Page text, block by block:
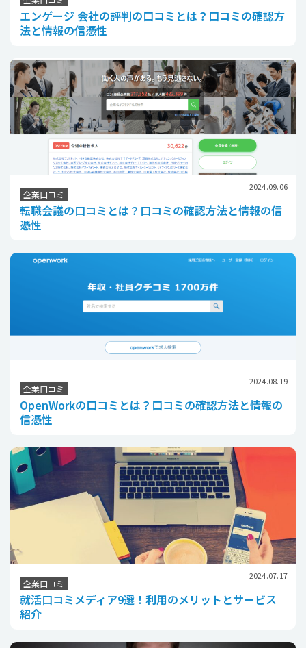
エンゲージ 会社の評判の口コミとは？口コミの確認方
法と情報の信憑性
2024.09.06
企業口コミ
転職会議の口コミとは？口コミの確認方法と情報の信
憑性
2024.08.19
企業口コミ
OpenWorkの口コミとは？口コミの確認方法と情報の
信憑性
2024.07.17
企業口コミ
就活口コミメディア9選！利用のメリットとサービス
紹介